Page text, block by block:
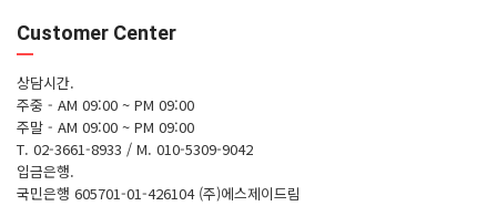
Customer Center
상담시간.
주중 - AM 09:00 ~ PM 09:00
주말 - AM 09:00 ~ PM 09:00
T. 02-3661-8933 / M. 010-5309-9042
입금은행.
국민은행 605701-01-426104 (주)에스제이드림